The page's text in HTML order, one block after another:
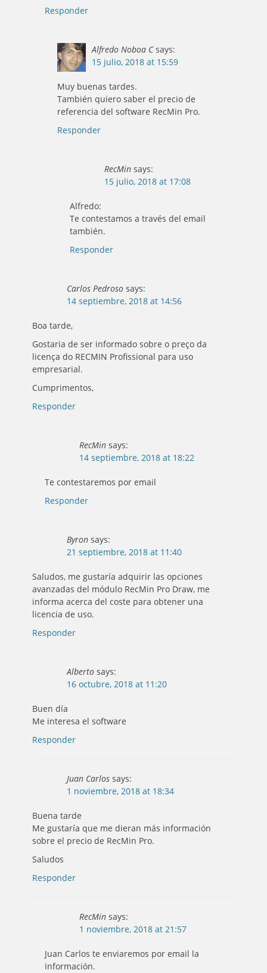
Responder
Alfredo Noboa C says:
15 julio, 2018 at 15:59
Muy buenas tardes.
También quiero saber el precio de
referencia del software RecMin Pro.
Responder
RecMin says:
15 julio, 2018 at 17:08
Alfredo:
Te contestamos a través del email
también.
Responder
Carlos Pedroso says:
14 septiembre, 2018 at 14:56
Boa tarde,
Gostaria de ser informado sobre o preço da
licença do RECMIN Profissional para uso
empresarial.
Cumprimentos,
Responder
RecMin says:
14 septiembre, 2018 at 18:22
Te contestaremos por email
Responder
Byron says:
21 septiembre, 2018 at 11:40
Saludos, me gustaría adquirir las opciones
avanzadas del módulo RecMin Pro Draw, me
informa acerca del coste para obtener una
licencia de uso.
Responder
Alberto says:
16 octubre, 2018 at 11:20
Buen día
Me interesa el software
Responder
Juan Carlos says:
1 noviembre, 2018 at 18:34
Buena tarde
Me gustaría que me dieran más información
sobre el precio de RecMin Pro.
Saludos
Responder
RecMin says:
1 noviembre, 2018 at 21:57
Juan Carlos te enviaremos por email la
información.